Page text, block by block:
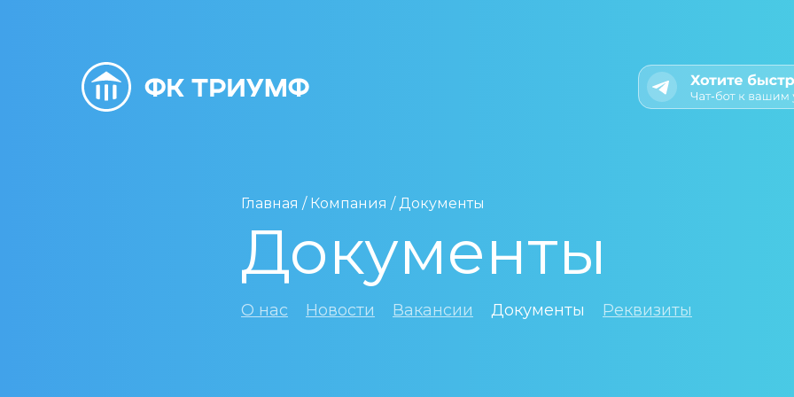
Главная / Компания /Документы
Документы
О нас Новости Вакансии Документы Реквизиты